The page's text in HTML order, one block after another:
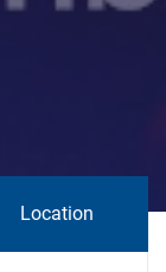
Location